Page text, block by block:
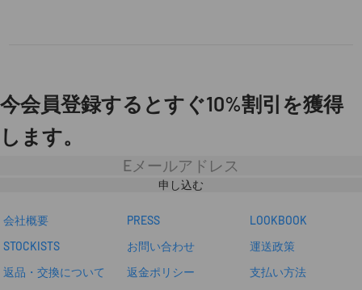
今会員登録するとすぐ10%割引を獲得
します。
ー
申し込む
会社概要 PRESS
LOOKBOOK
STOCKISTS
お問い合わせ
運送政策
返品・交換について
返金ポリシー
支払い方法